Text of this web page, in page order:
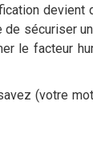
sécuriser
le facteur
(votre